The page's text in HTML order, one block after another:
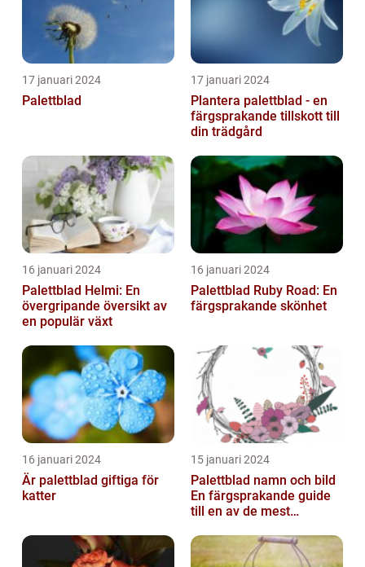
17 januari 2024
Palettblad
17 januari 2024
Plantera palettblad - en
färgsprakande tillskott till
din trädgård
16 januari 2024
Palettblad Helmi: En
övergripande översikt av
en populär växt
16 januari 2024
Palettblad Ruby Road: En
färgsprakande skönhet
16 januari 2024
Är palettblad giftiga för
katter
15 januari 2024
Palettblad namn och bild
En färgsprakande guide
till en av de mest
inomhusväxterna